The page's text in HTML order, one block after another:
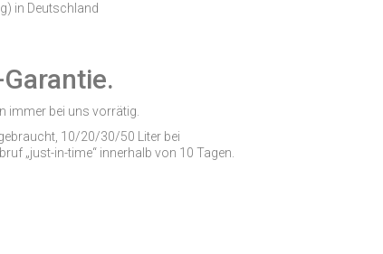
in Deutschland
immer bei uns vorrätig.
10/20/30/50 Liter bei
„just-in-time“ innerhalb von 10 Tagen.